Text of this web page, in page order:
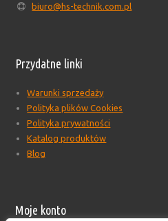
biuro@hs-technik.com.pl
Przydatne linki
Warunki sprzedaży
Polityka plików Cookies
Polityka prywatności
Katalog produktów
Blog
Moje konto